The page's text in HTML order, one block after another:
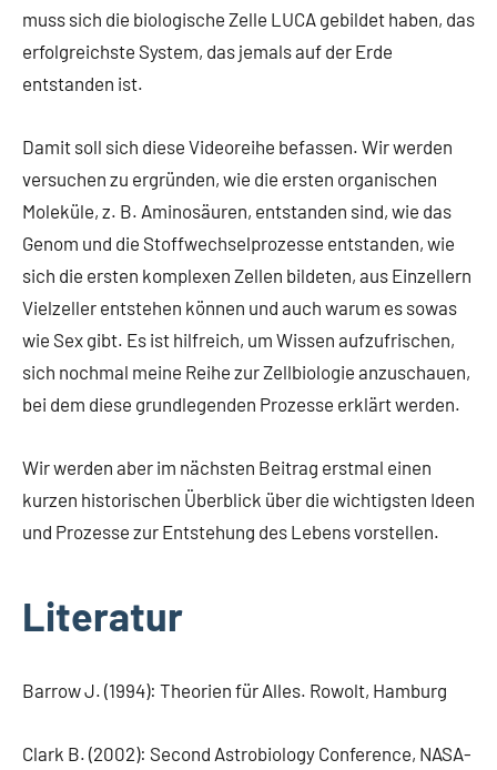
muss sich die biologische Zelle LUCA gebildet haben, das
erfolgreichste System, das jemals auf der Erde
entstanden ist.
Damit soll sich diese Videoreihe befassen. Wir werden
versuchen zu ergründen, wie die ersten organischen
Moleküle, z. B. Aminosäuren, entstanden sind, wie das
Genom und die Stoffwechselprozesse entstanden, wie
sich die ersten komplexen Zellen bildeten, aus Einzellern
Vielzeller entstehen können und auch warum es sowas
wie Sex gibt. Es ist hilfreich, um Wissen aufzufrischen,
sich nochmal meine Reihe zur Zellbiologie anzuschauen,
bei dem diese grundlegenden Prozesse erklärt werden.
Wir werden aber im nächsten Beitrag erstmal einen
kurzen historischen Überblick über die wichtigsten Ideen
und Prozesse zur Entstehung des Lebens vorstellen.
Literatur
Barrow J. (1994): Theorien für Alles. Rowolt, Hamburg
Clark B. (2002): Second Astrobiology Conference, NASA-